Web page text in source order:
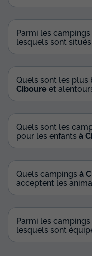
Parmi les campings
lesquels sont
Quels sont les plus
Ciboure et
Quels sont les
pour les enfants à
Quels campings à
acceptent les
Parmi les campings
lesquels sont